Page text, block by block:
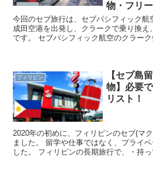
物・フリー
今回のセブ旅行は、セブパシフィック航
成田空港を出発し、クラークで乗り換え
です。 セブパシフィック航空のクラー
いのが特徴です。 （※残席、時期、タ
フィリピン
【セブ島
物】必要
リスト！
2020年の初めに、フィリピンのセブ(マ
ました。 留学や仕事ではなく、プライ
した。 フィリピンの長期旅行で、・持